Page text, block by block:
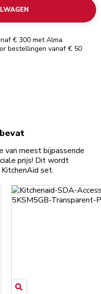
€ 300 met Alma
bestellingen vanaf € 50
van meest bijpassende
prijs! Dit wordt
set.